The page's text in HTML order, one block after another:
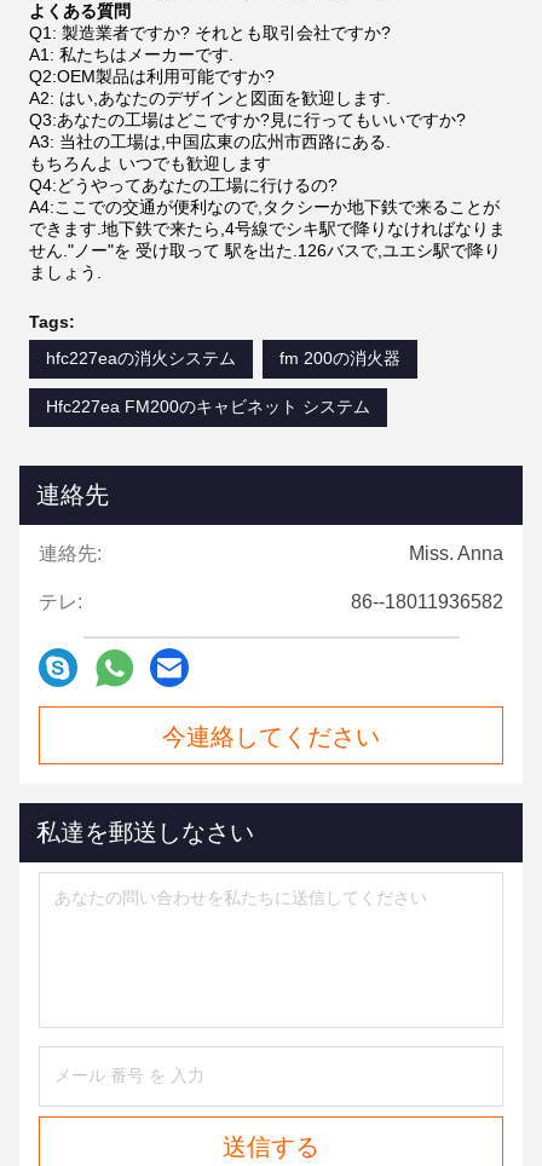
よくある質問
Q1: 製造業者ですか? それとも取引会社ですか?
A1: 私たちはメーカーです.
Q2:OEM製品は利用可能ですか?
A2: はい,あなたのデザインと図面を歓迎します.
Q3:あなたの工場はどこですか?見に行ってもいいですか?
A3: 当社の工場は,中国広東の広州市西路にある.
もちろんよ いつでも歓迎します
Q4:どうやってあなたの工場に行けるの?
A4:ここでの交通が便利なので,タクシーか地下鉄で来ることが
できます.地下鉄で来たら,4号線でシキ駅で降りなければなりま
せん."ノー"を 受け取って 駅を出た.126バスで,ユエシ駅で降り
ましょう.
Tags:
hfc227eaの消火システム
fm 200の消火器
Hfc227ea FM200のキャビネット システム
連絡先
連絡先: Miss. Anna
テレ: 86--18011936582
今連絡してください
私達を郵送しなさい
送信する